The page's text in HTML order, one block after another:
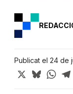
Publicat el 24 de
X Bluesky